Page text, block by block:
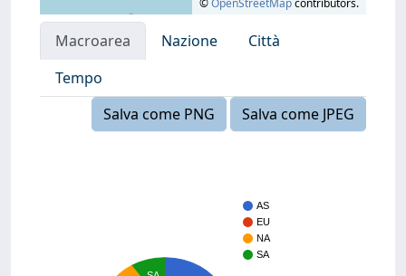
©OpenStreetMapcontributors.
Macroarea Nazione
Città
Tempo
Salva come PNG
Salva come JPEG
AS
EU
NA
SA